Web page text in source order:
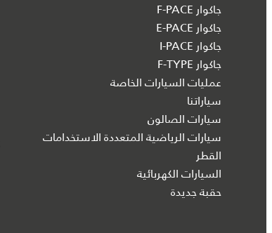
جاكوار F-PACE
جاكوار E-PACE
جاكوار I‑PACE
جاكوار F-TYPE
عمليات السيارات الخاصة
سياراتنا
سيارات الصالون
سيارات الرياضية المتعددة الاستخدامات
القطر
السيارات الكهربائية
حقبة جديدة